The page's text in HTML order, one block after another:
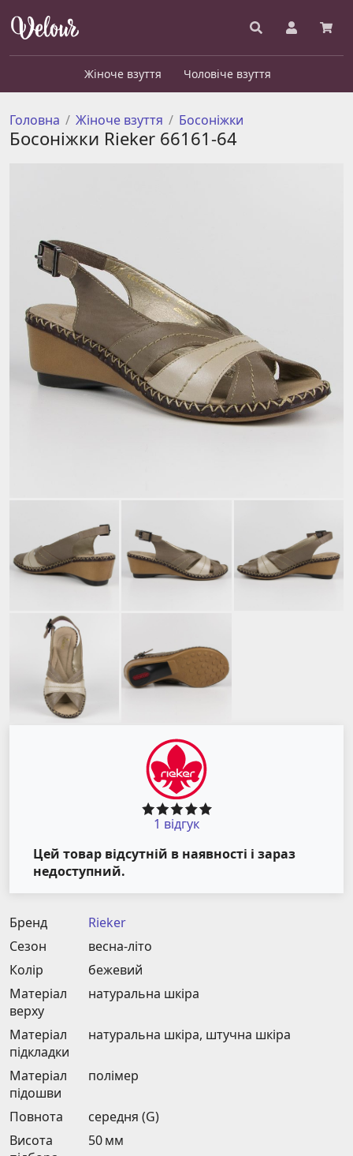
Жіноче взуття Чоловіче взуття
Головна Жіноче взуття Босоніжки
Босоніжки Rieker 66161-64
1 відгук
Цей товар відсутній в наявності і зараз
недоступний.
Бренд
Rieker
Сезон
весна-літо
Колір
бежевий
Матеріал
верху
натуральна шкіра
Матеріал
підкладки
натуральна шкіра, штучна шкіра
Матеріал
підошви
полімер
Повнота
середня (G)
Висота
50 мм